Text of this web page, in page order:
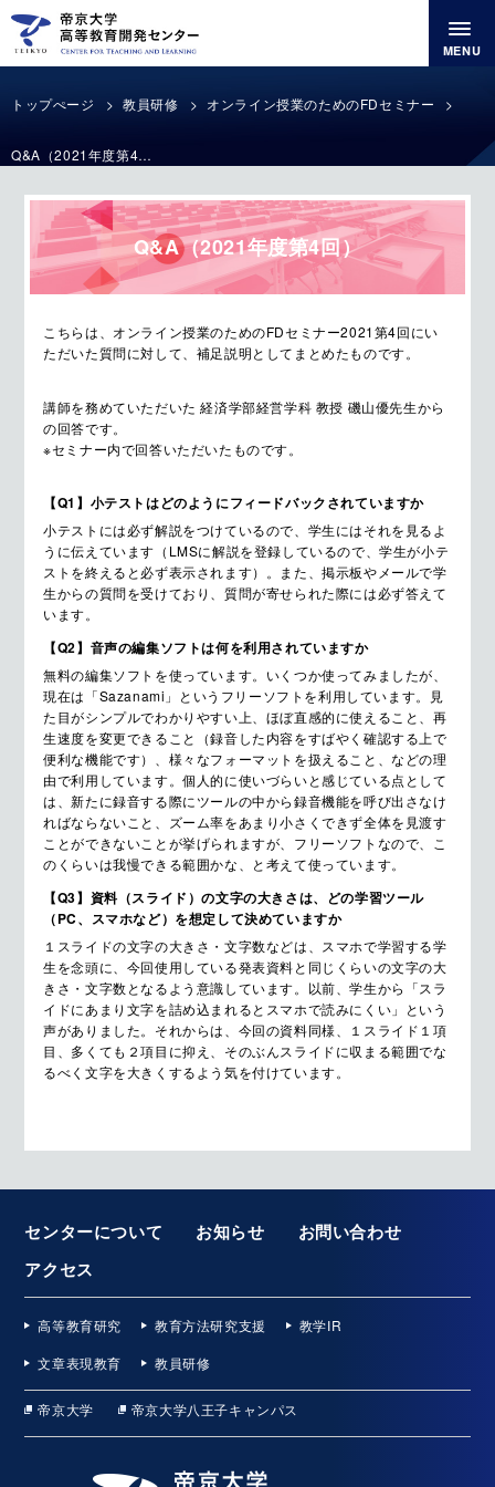
MENU
トップぺージ 教員研修 オンライン授業のためのFDセミナー
Q&A（2021年度第4回）
Q&A（2021年度第4回）
こちらは、オンライン授業のためのFDセミナー2021第4回にい
ただいた質問に対して、補足説明としてまとめたものです。
講師を務めていただいた 経済学部経営学科 教授 磯山優先生から
の回答です。
※セミナー内で回答いただいたものです。
【Q1】小テストはどのようにフィードバックされていますか
小テストには必ず解説をつけているので、学生にはそれを見るよ
うに伝えています（LMSに解説を登録しているので、学生が小テ
ストを終えると必ず表示されます）。また、掲示板やメールで学
生からの質問を受けており、質問が寄せられた際には必ず答えて
います。
【Q2】音声の編集ソフトは何を利用されていますか
無料の編集ソフトを使っています。いくつか使ってみましたが、
現在は「Sazanami」というフリーソフトを利用しています。見
た目がシンプルでわかりやすい上、ほぼ直感的に使えること、再
生速度を変更できること（録音した内容をすばやく確認する上で
便利な機能です）、様々なフォーマットを扱えること、などの理
由で利用しています。個人的に使いづらいと感じている点として
は、新たに録音する際にツールの中から録音機能を呼び出さなけ
ればならないこと、ズーム率をあまり小さくできず全体を見渡す
ことができないことが挙げられますが、フリーソフトなので、こ
のくらいは我慢できる範囲かな、と考えて使っています。
【Q3】資料（スライド）の文字の大きさは、どの学習ツール
（PC、スマホなど）を想定して決めていますか
１スライドの文字の大きさ・文字数などは、スマホで学習する学
生を念頭に、今回使用している発表資料と同じくらいの文字の大
きさ・文字数となるよう意識しています。以前、学生から「スラ
イドにあまり文字を詰め込まれるとスマホで読みにくい」という
声がありました。それからは、今回の資料同様、１スライド１項
目、多くても２項目に抑え、そのぶんスライドに収まる範囲でな
るべく文字を大きくするよう気を付けています。
センターについて お知らせ
お問い合わせ
アクセス
高等教育研究 教育方法研究支援
教学IR
文章表現教育
教員研修
帝京大学 帝京大学八王子キャンパス